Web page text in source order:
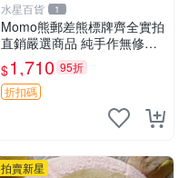
水星百貨 1
Momo熊郵差熊標牌齊全實拍
直銷嚴選商品 純手作無修圖
可收藏 郵差熊 Momo熊 標牌
商品
$1,710 95折
折扣碼
拍賣新星